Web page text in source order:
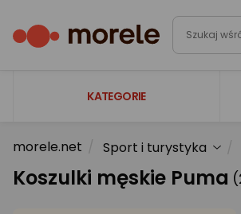
KATEGORIE
Laptopy
Komputery
morele.net Sport i turystyka
Koszulki męskie Puma